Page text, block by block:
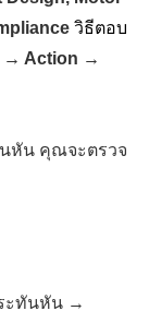
วิธีตอบ
→ Action →
นหัน คุณจะตรวจ
ะทันหัน →